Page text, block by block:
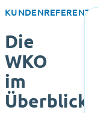
KUNDENREFERENZ
Die
WKO
im
Überblick